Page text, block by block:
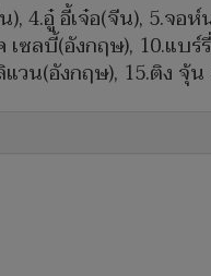
), 4.อู๋ อี้เจ๋อ(จีน), 5.จ
ซลบี้(อังกฤษ), 10.แบ
วน(อังกฤษ), 15.ติง จุ้